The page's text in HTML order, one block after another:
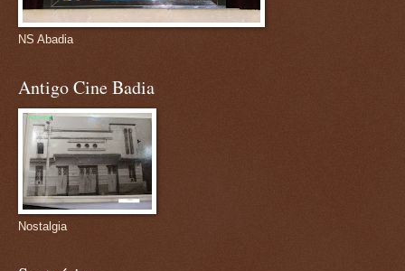
NS Abadia
Antigo Cine Badia
Nostalgia